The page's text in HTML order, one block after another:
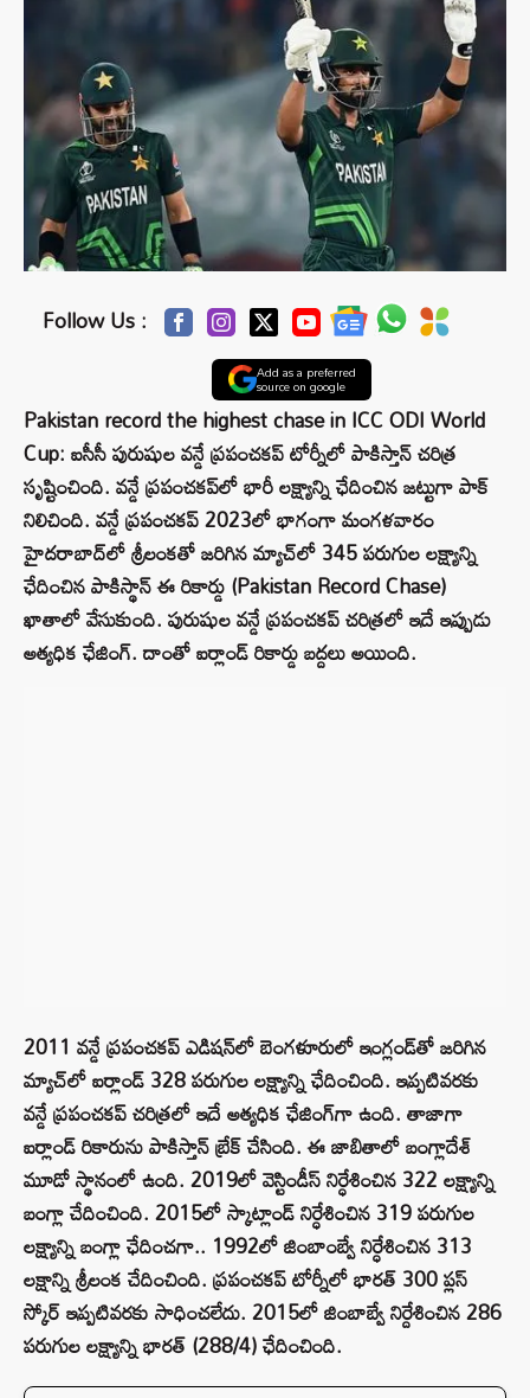
Follow Us :
Add as a preferred
source on google
Pakistan record the highest chase in ICC ODI World
Cup: ఐసీసీ పురుషుల వన్డే ప్రపంచకప్‌ టోర్నీలో పాకిస్తాన్ చరిత్ర
సృష్టించింది. వన్డే ప్రపంచకప్‌లో భారీ లక్ష్యాన్ని ఛేదించిన జట్టుగా పాక్
నిలిచింది. వన్డే ప్రపంచకప్‌ 2023లో భాగంగా మంగళవారం
హైదరాబాద్‌లో శ్రీలంకతో జరిగిన మ్యాచ్‌లో 345 పరుగుల లక్ష్యాన్ని
ఛేదించిన పాకిస్థాన్ ఈ రికార్డు (Pakistan Record Chase)
ఖాతాలో వేసుకుంది. పురుషుల వన్డే ప్రపంచకప్ చరిత్రలో ఇదే ఇప్పుడు
అత్యధిక ఛేజింగ్‌. దాంతో ఐర్లాండ్ రికార్డు బద్దలు అయింది.
2011 వన్డే ప్రపంచకప్‌ ఎడిషన్‌లో బెంగళూరులో ఇంగ్లండ్‌తో జరిగిన
మ్యాచ్‌లో ఐర్లాండ్ 328 పరుగుల లక్ష్యాన్ని ఛేదించింది. ఇప్పటివరకు
వన్డే ప్రపంచకప్ చరిత్రలో ఇదే అత్యధిక ఛేజింగ్‌గా ఉంది. తాజాగా
ఐర్లాండ్ రికారును పాకిస్తాన్ బ్రేక్ చేసింది. ఈ జాబితాలో బంగ్లాదేశ్
మూడో స్థానంలో ఉంది. 2019లో వెస్టిండీస్ నిర్ధేశించిన 322 లక్ష్యాన్ని
బంగ్లా చేదించింది. 2015లో స్కాట్లాండ్ నిర్ధేశించిన 319 పరుగుల
లక్ష్యాన్ని బంగ్లా ఛేదించగా.. 1992లో జింబాంబ్వే నిర్ధేశించిన 313
లక్షాన్ని శ్రీలంక చేదించింది. ప్రపంచకప్‌ టోర్నీలో భారత్ 300 ప్లస్
స్కోర్ ఇప్పటివరకు సాధించలేదు. 2015లో జింబాబ్వే నిర్దేశించిన 286
పరుగుల లక్ష్యాన్ని భారత్ (288/4) ఛేదించింది.